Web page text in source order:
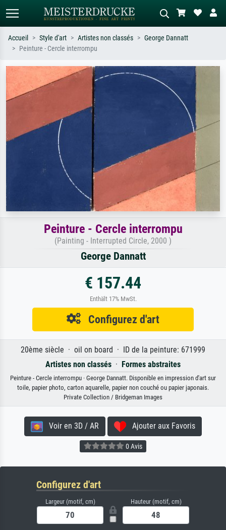
Recherchez par artiste, titre ou style –
ex. Monet, Nuit étoilée,
impressionnisme, vague de Hokusai,
Décrivez la scène – ex. prairie verte,
abstrait avec beaucoup de rouge,
tableau sombre, nu debout près d'un
Accueil Style d'art Artistes non classés
George Dannatt
Peinture - Cercle interrompu
Peinture - Cercle interrompu
(Painting - Interrupted Circle, 2000 )
George Dannatt
€ 157.44
Enthält 17% MwSt.
Configurez d'art
20ème siècle · oil on board · ID de la peinture: 671999
Artistes non classés · Formes abstraites
Peinture - Cercle interrompu · George Dannatt. Disponible en impression d'art sur
toile, papier photo, carton aquarelle, papier non couché ou papier japonais.
Private Collection / Bridgeman Images
Voir en 3D / AR Ajouter aux Favoris
0 Avis
Configurez d'art
Largeur (motif, cm) Hauteur (motif, cm)